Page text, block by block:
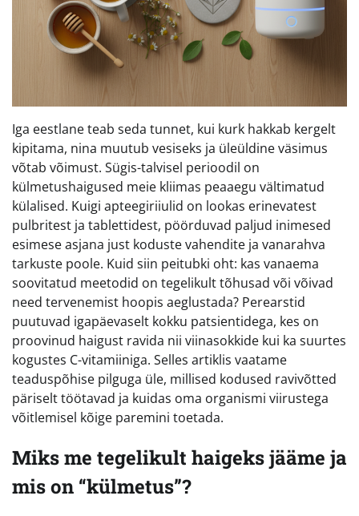
Iga eestlane teab seda tunnet, kui kurk hakkab kergelt
kipitama, nina muutub vesiseks ja üleüldine väsimus
võtab võimust. Sügis-talvisel perioodil on
külmetushaigused meie kliimas peaaegu vältimatud
külalised. Kuigi apteegiriiulid on lookas erinevatest
pulbritest ja tablettidest, pöörduvad paljud inimesed
esimese asjana just koduste vahendite ja vanarahva
tarkuste poole. Kuid siin peitubki oht: kas vanaema
soovitatud meetodid on tegelikult tõhusad või võivad
need tervenemist hoopis aeglustada? Perearstid
puutuvad igapäevaselt kokku patsientidega, kes on
proovinud haigust ravida nii viinasokkide kui ka suurtes
kogustes C-vitamiiniga. Selles artiklis vaatame
teaduspõhise pilguga üle, millised kodused ravivõtted
päriselt töötavad ja kuidas oma organismi viirustega
võitlemisel kõige paremini toetada.
Miks me tegelikult haigeks jääme ja
mis on “külmetus”?